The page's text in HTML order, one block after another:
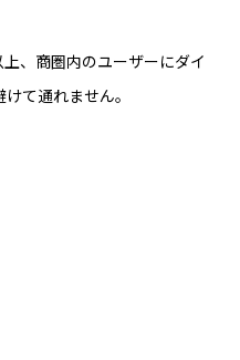
、商圏内のユーザーにダイ
て通れません。